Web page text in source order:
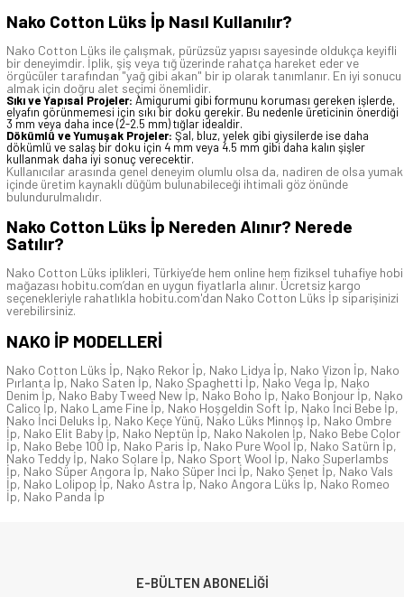
Nako Cotton Lüks İp Nasıl Kullanılır?
Nako Cotton Lüks ile çalışmak, pürüzsüz yapısı sayesinde oldukça keyifli
bir deneyimdir. İplik, şiş veya tığ üzerinde rahatça hareket eder ve
örgücüler tarafından "yağ gibi akan" bir ip olarak tanımlanır. En iyi sonucu
almak için doğru alet seçimi önemlidir.
Sıkı ve Yapısal Projeler: Amigurumi gibi formunu koruması gereken işlerde,
elyafın görünmemesi için sıkı bir doku gerekir. Bu nedenle üreticinin önerdiği
3 mm veya daha ince (2-2.5 mm) tığlar idealdir.
Dökümlü ve Yumuşak Projeler: Şal, bluz, yelek gibi giysilerde ise daha
dökümlü ve salaş bir doku için 4 mm veya 4.5 mm gibi daha kalın şişler
kullanmak daha iyi sonuç verecektir.
Kullanıcılar arasında genel deneyim olumlu olsa da, nadiren de olsa yumak
içinde üretim kaynaklı düğüm bulunabileceği ihtimali göz önünde
bulundurulmalıdır.
Nako Cotton Lüks İp Nereden Alınır? Nerede
Satılır?
Nako Cotton Lüks iplikleri, Türkiye’de hem online hem fiziksel tuhafiye hobi
mağazası hobitu.com’dan en uygun fiyatlarla alınır. Ücretsiz kargo
seçenekleriyle rahatlıkla hobitu.com'dan Nako Cotton Lüks İp siparişinizi
verebilirsiniz.
NAKO İP MODELLERİ
Nako Cotton Lüks İp, Nako Rekor İp, Nako Lidya İp, Nako Vizon İp, Nako
Pırlanta İp, Nako Saten İp, Nako Spaghetti İp,Nako Vega İp, Nako
Denim İp,Nako Baby Tweed New İp, Nako Boho İp, Nako Bonjour İp, Nako
Calico İp, Nako Lame Fine İp, Nako Hoşgeldin Soft İp, Nako İnci Bebe İp,
Nako İnci Deluks İp, Nako Keçe Yünü, Nako Lüks Minnoş İp, Nako Ombre
İp, Nako Elit Baby İp, Nako Neptün İp, Nako Nakolen İp, Nako Bebe Color
İp, Nako Bebe 100 İp, Nako Paris İp,Nako Pure Wool İp, Nako Satürn İp,
Nako Teddy İp, Nako Solare İp, Nako Sport Wool İp, Nako Superlambs
İp, Nako Süper Angora İp, Nako Süper İnci İp, Nako Şenet İp,Nako Vals
İp, Nako Lolipop İp, Nako Astra İp,Nako Angora Lüks İp, Nako Romeo
İp, Nako Panda İp
E-BÜLTEN ABONELİĞİ